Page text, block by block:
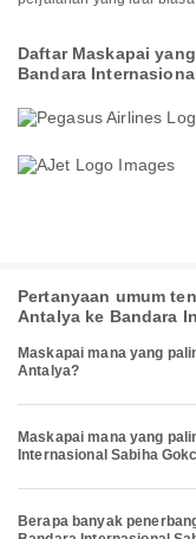
Daftar Maskapai
Bandara
Pertanyaan umum
Antalya ke Bandara
Maskapai mana yang
Antalya?
Maskapai mana yang
Internasional Sabiha
Berapa banyak